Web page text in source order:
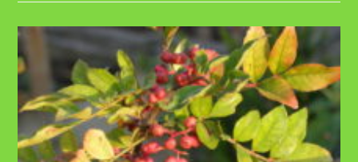
Im
Garten